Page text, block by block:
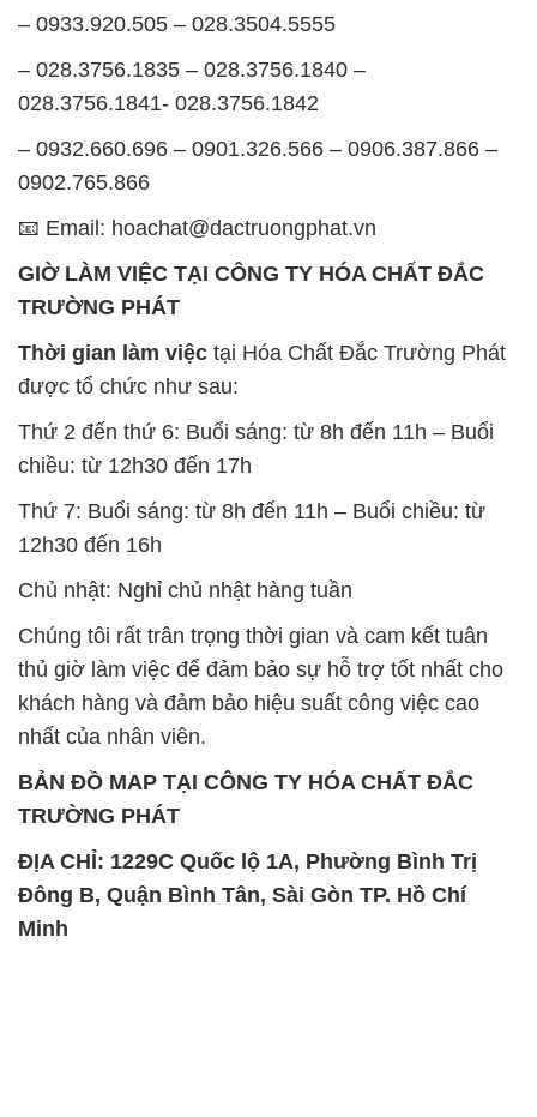
– 0933.920.505 – 028.3504.5555
– 028.3756.1835 – 028.3756.1840 –
028.3756.1841- 028.3756.1842
– 0932.660.696 – 0901.326.566 – 0906.387.866 –
0902.765.866
📧 Email: hoachat@dactruongphat.vn
GIỜ LÀM VIỆC TẠI CÔNG TY HÓA CHẤT ĐẮC
TRƯỜNG PHÁT
Thời gian làm việc tại Hóa Chất Đắc Trường Phát
được tổ chức như sau:
Thứ 2 đến thứ 6: Buổi sáng: từ 8h đến 11h – Buổi
chiều: từ 12h30 đến 17h
Thứ 7: Buổi sáng: từ 8h đến 11h – Buổi chiều: từ
12h30 đến 16h
Chủ nhật: Nghỉ chủ nhật hàng tuần
Chúng tôi rất trân trọng thời gian và cam kết tuân
thủ giờ làm việc để đảm bảo sự hỗ trợ tốt nhất cho
khách hàng và đảm bảo hiệu suất công việc cao
nhất của nhân viên.
BẢN ĐỒ MAP TẠI CÔNG TY HÓA CHẤT ĐẮC
TRƯỜNG PHÁT
ĐỊA CHỈ: 1229C Quốc lộ 1A, Phường Bình Trị
Đông B, Quận Bình Tân, Sài Gòn TP. Hồ Chí
Minh